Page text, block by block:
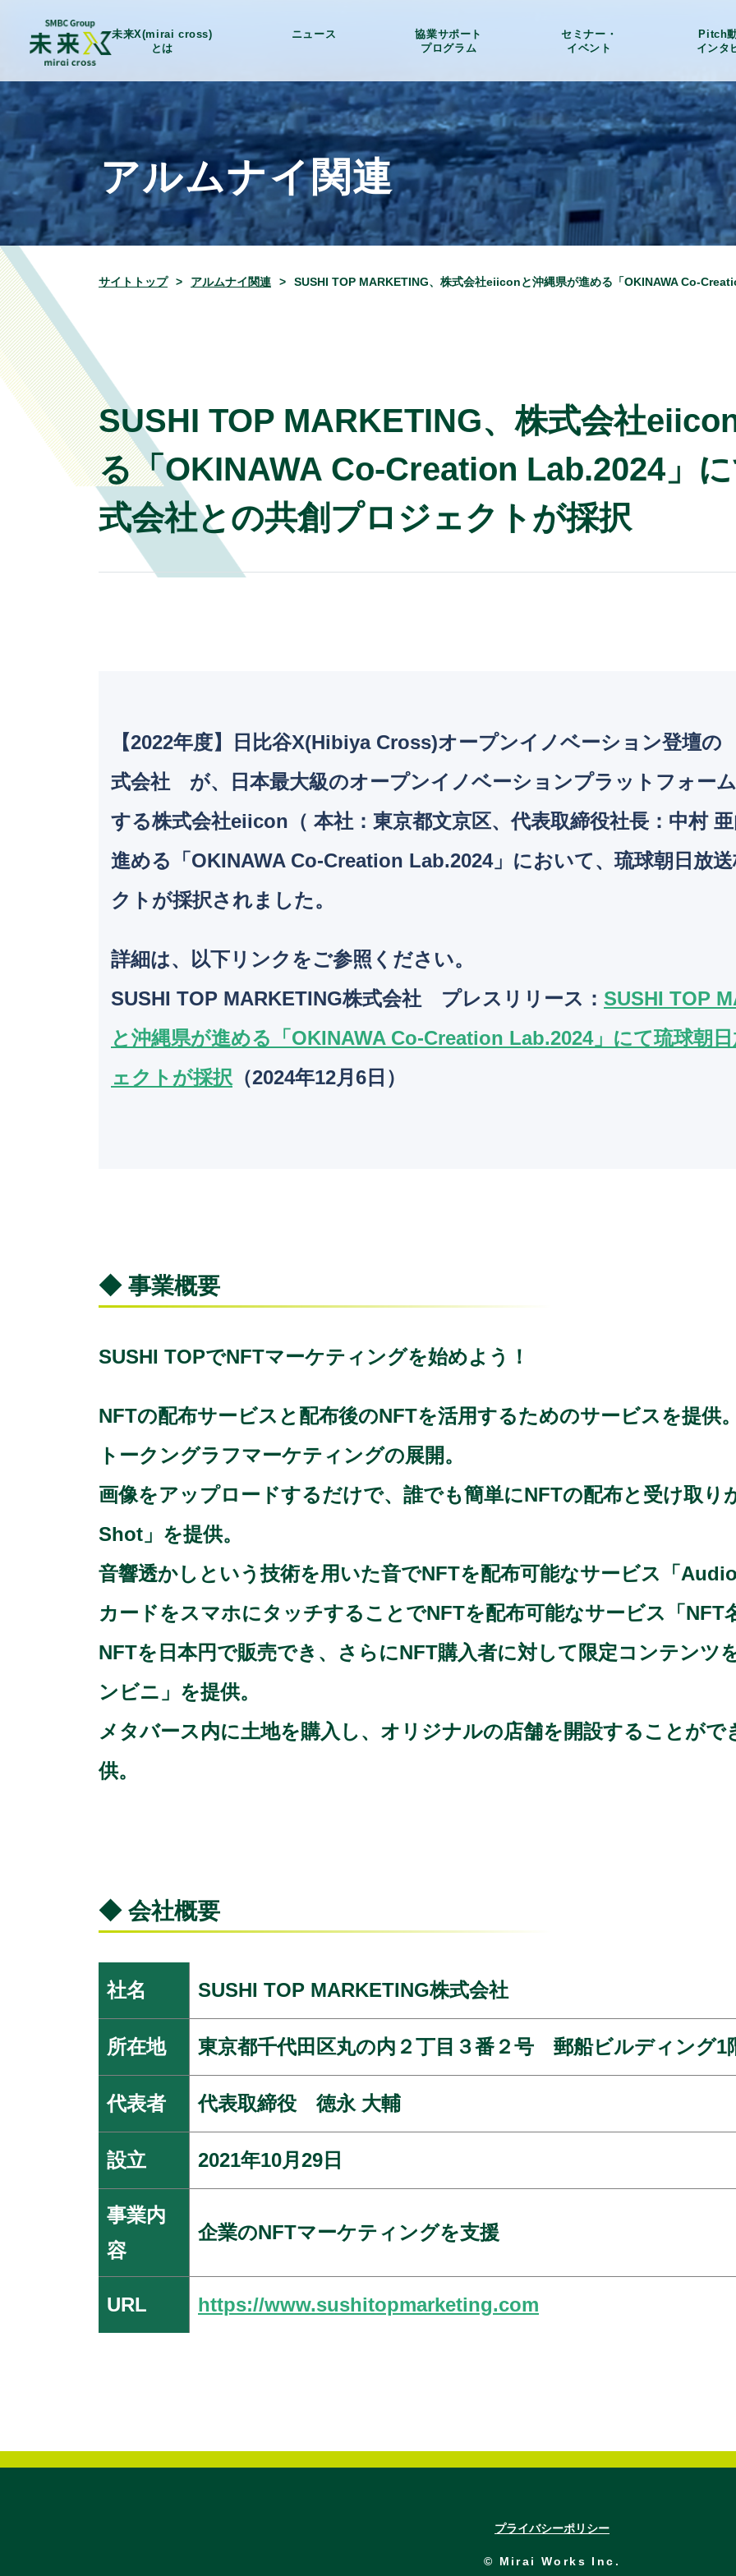
未来X(mirai cross)
とは
ニュース
協業サポート
プログラム
セミナー・
イベント
Pitch
インタ
アルムナイ関連
サイトトップ アルムナイ関連
SUSHI TOP MARKETING、株式会社
る「OKINAWA Co-Creation Lab.2024」
式会社との共創プロジェクトが採択
【2022年度】日比谷X(Hibiya Cross)オープンイノベーション登壇
式会社 が、日本最大級のオープンイノベーションプラットフォー
する株式会社eiicon（ 本社：東京都文京区、代表取締役社長：中村
進める「OKINAWA Co-Creation Lab.2024」において、琉球朝日放
クトが採択されました。
詳細は、以下リンクをご参照ください。
SUSHI TOP MARKETING株式会社 プレスリリース ： SUSHI TOP
と沖縄県が進める「OKINAWA Co-Creation Lab.2024」にて琉球朝
ェクトが採択 （2024年12月6日）
◆ 事業概要
SUSHI TOPでNFTマーケティングを始めよう！
NFTの配布サービスと配布後のNFTを活用するためのサービスを提供
トークングラフマーケティングの展開。
画像をアップロードするだけで、誰でも簡単にNFTの配布と受け取り
Shot」を提供。
音響透かしという技術を用いた音でNFTを配布可能なサービス「
カードをスマホにタッチすることでNFTを配布可能なサービス「NFT
NFTを日本円で販売でき、さらにNFT購入者に対して限定コンテンツ
ンビニ」を提供。
メタバース内に土地を購入し、オリジナルの店舗を開設することが
供。
◆ 会社概要
社名 SUSHI TOP MARKETING株式会社
所在地 東京都千代田区丸の内２丁目３番２号 郵船ビルディング1
代表者 代表取締役 徳永 大輔
設立 2021年10月29日
事業内
容
企業のNFTマーケティングを支援
URL https://www.sushitopmarketing.com
プライバシーポリシー
© Mirai Works Inc.